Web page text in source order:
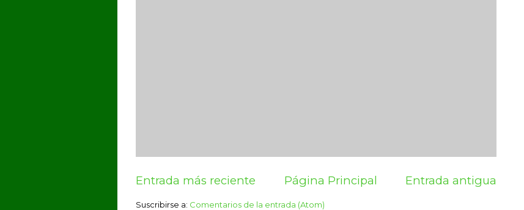
Entrada más reciente Entrada antigua
Página Principal
Suscribirse a: Comentarios de la entrada (Atom)